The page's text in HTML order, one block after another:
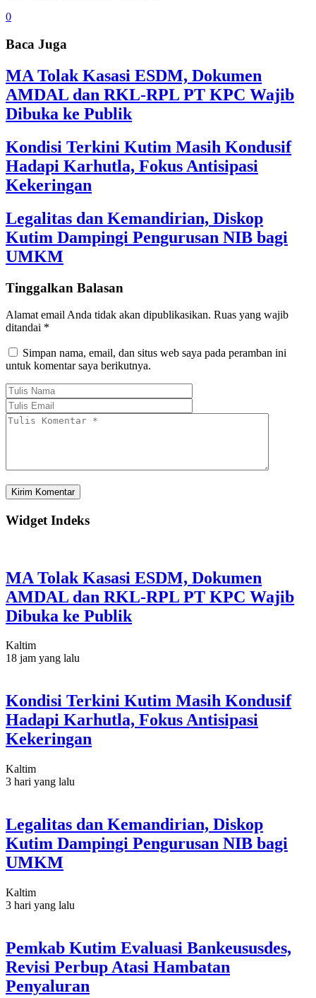
0
Baca Juga
MA Tolak Kasasi ESDM, Dokumen
AMDAL dan RKL-RPL PT KPC Wajib
Dibuka ke Publik
Kondisi Terkini Kutim Masih Kondusif
Hadapi Karhutla, Fokus Antisipasi
Kekeringan
Legalitas dan Kemandirian, Diskop
Kutim Dampingi Pengurusan NIB bagi
UMKM
Tinggalkan Balasan
Alamat email Anda tidak akan dipublikasikan. Ruas yang wajib
ditandai *
Simpan nama, email, dan situs web saya pada peramban ini
untuk komentar saya berikutnya.
Widget Indeks
MA Tolak Kasasi ESDM, Dokumen
AMDAL dan RKL-RPL PT KPC Wajib
Dibuka ke Publik
Kaltim
18 jam yang lalu
Kondisi Terkini Kutim Masih Kondusif
Hadapi Karhutla, Fokus Antisipasi
Kekeringan
Kaltim
3 hari yang lalu
Legalitas dan Kemandirian, Diskop
Kutim Dampingi Pengurusan NIB bagi
UMKM
Kaltim
3 hari yang lalu
Pemkab Kutim Evaluasi Bankeususdes,
Revisi Perbup Atasi Hambatan
Penyaluran